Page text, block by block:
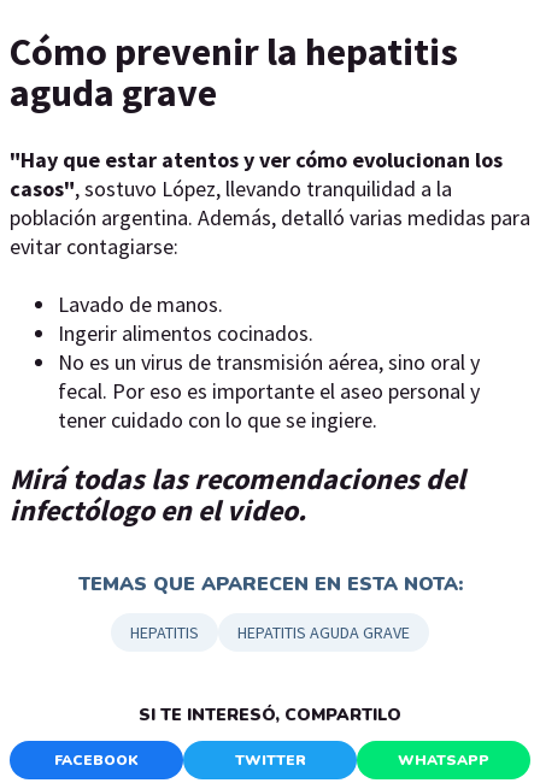
Cómo prevenir la hepatitis
aguda grave
"Hay que estar atentos y ver cómo evolucionan los
casos", sostuvo López, llevando tranquilidad a la
población argentina. Además, detalló varias medidas para
evitar contagiarse:
Lavado de manos.
Ingerir alimentos cocinados.
No es un virus de transmisión aérea, sino oral y
fecal. Por eso es importante el aseo personal y
tener cuidado con lo que se ingiere.
Mirá todas las recomendaciones del
infectólogo en el video.
TEMAS QUE APARECEN EN ESTA NOTA:
HEPATITIS HEPATITIS AGUDA GRAVE
SI TE INTERESÓ, COMPARTILO
FACEBOOK TWITTER WHATSAPP